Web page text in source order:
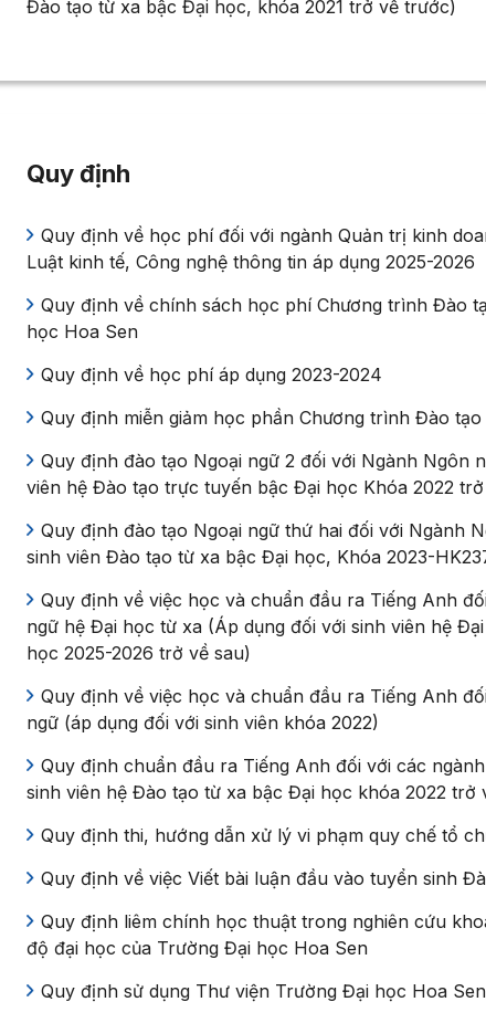
Đào tạo từ xa bậc Đại học, khóa 2021 trở về trước)
Quy định
Quy định về học phí đối với ngành Quản trị kinh
Luật kinh tế, Công nghệ thông tin áp dụng 2025-2026
Quy định về chính sách học phí Chương trình Đào
học Hoa Sen
Quy định về học phí áp dụng 2023-2024
Quy định miễn giảm học phần Chương trình Đào
Quy định đào tạo Ngoại ngữ 2 đối với Ngành Ngôn
viên hệ Đào tạo trực tuyến bậc Đại học Khóa 2022
Quy định đào tạo Ngoại ngữ thứ hai đối với Ngành
sinh viên Đào tạo từ xa bậc Đại học, Khóa 2023-
Quy định về việc học và chuẩn đầu ra Tiếng Anh
ngữ hệ Đại học từ xa (Áp dụng đối với sinh viên hệ
học 2025-2026 trở về sau)
Quy định về việc học và chuẩn đầu ra Tiếng Anh
ngữ (áp dụng đối với sinh viên khóa 2022)
Quy định chuẩn đầu ra Tiếng Anh đối với các
sinh viên hệ Đào tạo từ xa bậc Đại học khóa 2022 trở
Quy định thi, hướng dẫn xử lý vi phạm quy chế tổ
Quy định về việc Viết bài luận đầu vào tuyển sinh
Quy định liêm chính học thuật trong nghiên cứu
độ đại học của Trường Đại học Hoa Sen
Quy định sử dụng Thư viện Trường Đại học Hoa Sen